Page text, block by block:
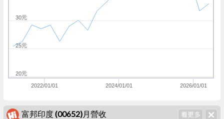
2022/01/01 2024/01/01 2026/01/01
20元
25元
30元
富邦印度 (00652)月營收